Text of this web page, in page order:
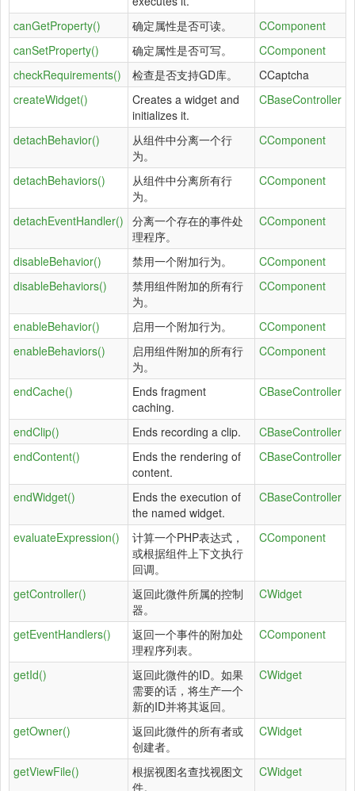
canGetProperty()
确定属性是否可读。
CComponent
canSetProperty()
确定属性是否可写。
CComponent
checkRequirements()
检查是否支持GD库。
CCaptcha
createWidget()
Creates a widget and
initializes it.
CBaseController
detachBehavior()
从组件中分离一个行
为。
CComponent
detachBehaviors()
从组件中分离所有行
为。
CComponent
detachEventHandler() 分离一个存在的事件处
理程序。
CComponent
disableBehavior() 禁用一个附加行为。
CComponent
disableBehaviors()
禁用组件附加的所有行
为。
CComponent
enableBehavior() 启用一个附加行为。
CComponent
enableBehaviors()
启用组件附加的所有行
为。
CComponent
endCache()
Ends fragment
caching.
CBaseController
endClip() Ends recording a clip.
CBaseController
endContent()
Ends the rendering of
content.
CBaseController
endWidget()
Ends the execution of
the named widget.
CBaseController
evaluateExpression()
计算一个PHP表达式，
或根据组件上下文执行
回调。
CComponent
getController()
返回此微件所属的控制
器。
CWidget
getEventHandlers()
返回一个事件的附加处
理程序列表。
CComponent
getId()
返回此微件的ID。如果
需要的话，将生产一个
新的ID并将其返回。
CWidget
getOwner()
返回此微件的所有者或
创建者。
CWidget
getViewFile()
根据视图名查找视图文
件。
CWidget